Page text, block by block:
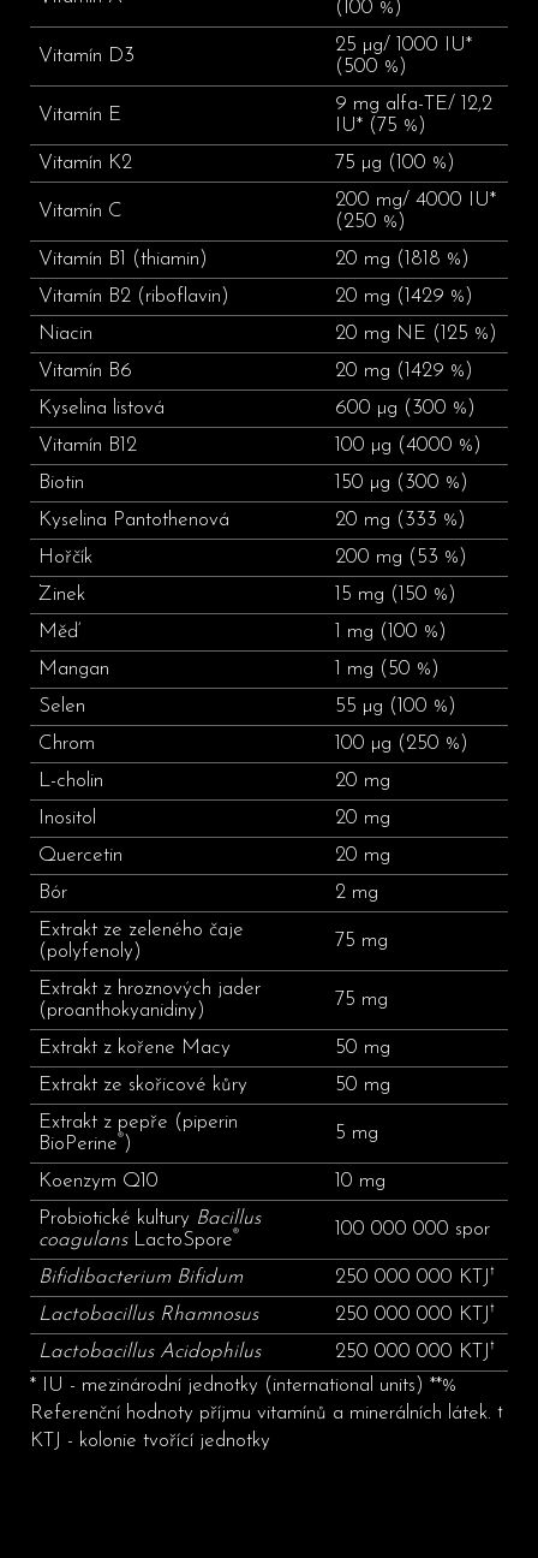
(100 %)
Vitamín D3
25 µg/ 1000 IU*
(500 %)
Vitamín E
9 mg alfa-TE/ 12,2
IU* (75 %)
Vitamín K2
75 µg (100 %)
Vitamín C
200 mg/ 4000 IU*
(250 %)
Vitamín B1 (thiamin)
20 mg (1818 %)
Vitamín B2 (riboflavin)
20 mg (1429 %)
Niacin
20 mg NE (125 %)
Vitamín B6
20 mg (1429 %)
Kyselina listová
600 µg (300 %)
Vitamín B12
100 µg (4000 %)
Biotin
150 µg (300 %)
Kyselina Pantothenová
20 mg (333 %)
Hořčík
200 mg (53 %)
Zinek
15 mg (150 %)
Měď
1 mg (100 %)
Mangan
1 mg (50 %)
Selen
55 µg (100 %)
Chrom
100 µg (250 %)
L-cholin
20 mg
Inositol
20 mg
Quercetin
20 mg
Bór
2 mg
Extrakt ze zeleného čaje
(polyfenoly)
75 mg
Extrakt z hroznových jader
(proanthokyanidiny)
75 mg
Extrakt z kořene Macy
50 mg
Extrakt ze skořicové kůry
50 mg
Extrakt z pepře (piperin
BioPerine®)
5 mg
Koenzym Q10
10 mg
Probiotické kultury Bacillus
coagulansLactoSpore® 100 000 000 spor
Bifidibacterium Bifidum 250 000 000 KTJ †
Lactobacillus Rhamnosus 250 000 000 KTJ †
Lactobacillus Acidophilus 250 000 000 KTJ †
* IU - mezinárodní jednotky (international units) **%
Referenční hodnoty příjmu vitamínů a minerálních látek. †
KTJ - kolonie tvořící jednotky